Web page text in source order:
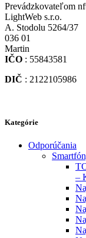
Prevádzkovateľom
LightWeb s.r.o.
A. Stodolu 5264/37
036 01
Martin
IČO : 55843581
DIČ : 2122105986
Kategórie
Odporúčania
–